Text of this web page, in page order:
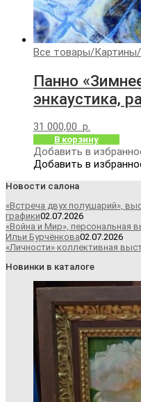
Все товары/Картины/
Панно
энкаустика,
31 000,00 р.
В корзину
Добавить в
Добавить в
Новости салона
«Встреча двух полушарий»,
графики02.07.2026
«Война и Мир», персональная
Ильи Бурчёнкова02.07.2026
«Личности» коллективная
Новинки в каталоге